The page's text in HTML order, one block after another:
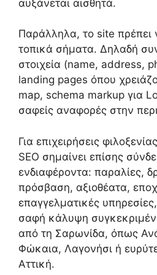
αυξάνεται αισθητά.
Παράλληλα, το site πρέπει
τοπικά σήματα. Δηλαδή
στοιχεία (name, address,
landing pages όπου
map, schema markup για
σαφείς αναφορές στην
Για επιχειρήσεις
SEO σημαίνει επίσης
ενδιαφέροντα: παραλίες,
πρόσβαση, αξιοθέατα,
επαγγελματικές
σαφή κάλυψη
από τη Σαρωνίδα, όπως
Φώκαια, Λαγονήσι ή
Αττική.